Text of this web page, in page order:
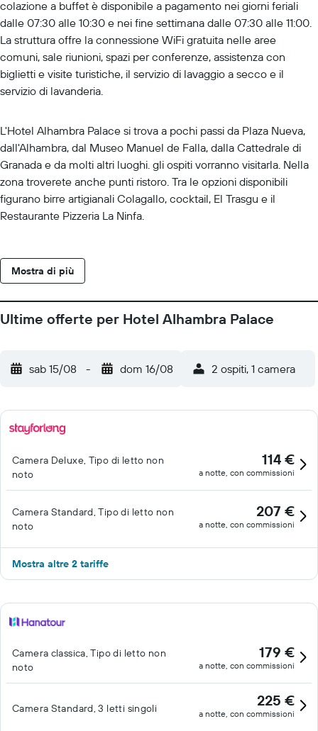
colazione a buffet è disponibile a pagamento nei giorni feriali
dalle 07:30 alle 10:30 e nei fine settimana dalle 07:30 alle 11:00.
La struttura offre la connessione WiFi gratuita nelle aree
comuni, sale riunioni, spazi per conferenze, assistenza con
biglietti e visite turistiche, il servizio di lavaggio a secco e il
servizio di lavanderia.
L'Hotel Alhambra Palace si trova a pochi passi da Plaza Nueva,
dall'Alhambra, dal Museo Manuel de Falla, dalla Cattedrale di
Granada e da molti altri luoghi. gli ospiti vorranno visitarla. Nella
zona troverete anche punti ristoro. Tra le opzioni disponibili
figurano birre artigianali Colagallo, cocktail, El Trasgu e il
Restaurante Pizzeria La Ninfa.
Mostra di più
Ultime offerte per Hotel Alhambra Palace
sab 15/08 - dom 16/08 2 ospiti, 1 camera
Camera Deluxe, Tipo di letto non
noto
114 €
a notte, con commissioni
Camera Standard, Tipo di letto non
noto
207 €
a notte, con commissioni
Mostra altre 2 tariffe
Camera classica, Tipo di letto non
noto
179 €
a notte, con commissioni
Camera Standard, 3 letti singoli 225 €
a notte, con commissioni